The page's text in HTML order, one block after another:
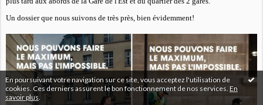
En poursuivant votre navigation sur ce site, vous acceptez l'utilisation de
cookies. Ces derniers assurent le bon fonctionnement de nos services. En
savoir plus
Un dossier que nous suivons de très près, bien évidemment!